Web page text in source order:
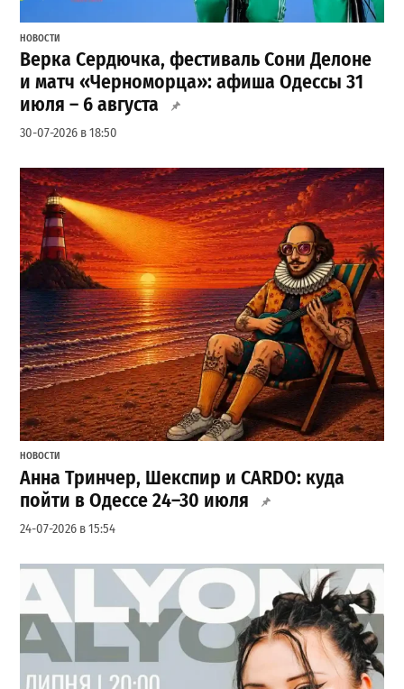
НОВОСТИ
Верка Сердючка, фестиваль Сони Делоне
и матч «Черноморца»: афиша Одессы 31
июля – 6 августа
30-07-2026 в 18:50
НОВОСТИ
Анна Тринчер, Шекспир и CARDO: куда
пойти в Одессе 24–30 июля
24-07-2026 в 15:54